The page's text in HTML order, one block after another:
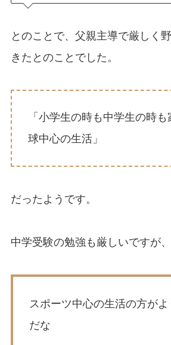
とのことで、父親主導で厳しく
きたとのことでした。
「小学生の時も中学生の時
球中心の生活」
だったようです。
中学受験の勉強も厳しいですが、
スポーツ中心の生活の方が
だな